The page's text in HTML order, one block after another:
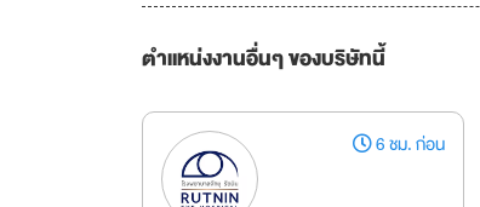
ตำแหน่งงานอื่นๆ ของบริษัทนี้
6 ชม. ก่อน